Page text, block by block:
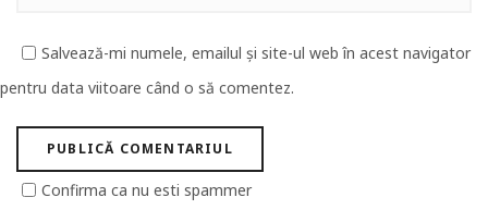
Salvează-mi numele, emailul și site-ul web în acest navigator
pentru data viitoare când o să comentez.
Confirma ca nu esti spammer